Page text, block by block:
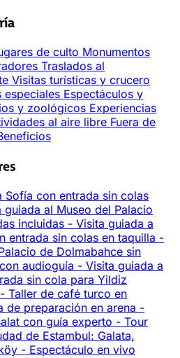
de culto Monumentos
Traslados al
Visitas turísticas y crucero
especiales Espectáculos y
y zoológicos Experiencias
al aire libre Fuera de
Sofía con entrada sin colas
guiada al Museo del Palacio
incluidas - Visita guiada a
entrada sin colas en taquilla -
de Dolmabahce sin
audioguía - Visita guiada a
sin cola para Yildiz
- Taller de café turco en
de preparación en arena -
con guía experto - Tour
de Estambul: Galata,
- Espectáculo en vivo